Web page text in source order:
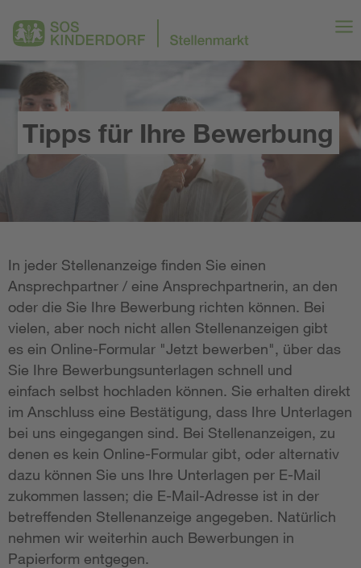
Tipps für Ihre Bewerbung
In jeder Stellenanzeige finden Sie einen
Ansprechpartner / eine Ansprechpartnerin, an den
oder die Sie Ihre Bewerbung richten können. Bei
vielen, aber noch nicht allen Stellenanzeigen gibt
es ein Online-Formular "Jetzt bewerben", über das
Sie Ihre Bewerbungsunterlagen schnell und
einfach selbst hochladen können. Sie erhalten direkt
im Anschluss eine Bestätigung, dass Ihre Unterlagen
bei uns eingegangen sind. Bei Stellenanzeigen, zu
denen es kein Online-Formular gibt, oder alternativ
dazu können Sie uns Ihre Unterlagen per E-Mail
zukommen lassen; die E-Mail-Adresse ist in der
betreffenden Stellenanzeige angegeben. Natürlich
nehmen wir weiterhin auch Bewerbungen in
Papierform entgegen.